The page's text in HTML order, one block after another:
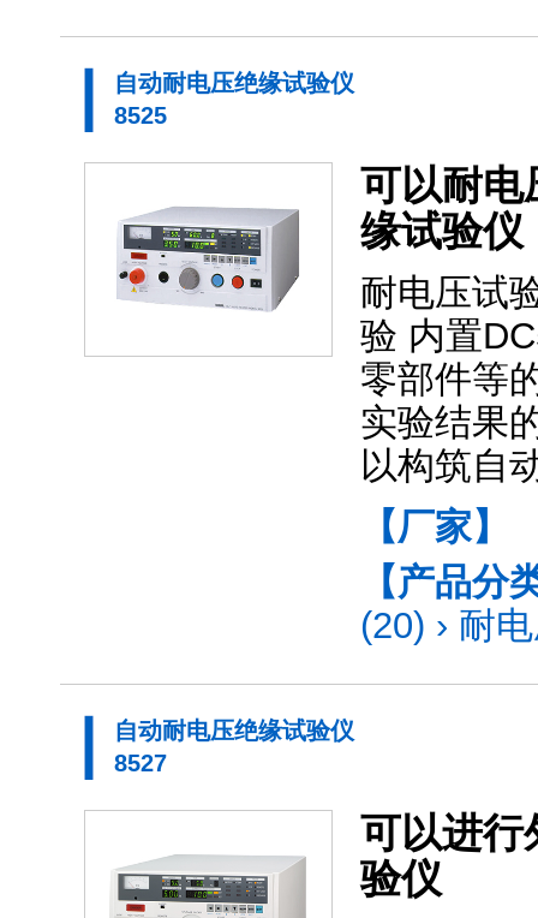
自动耐电压绝缘试验仪
8525
可以耐电
缘试验仪
耐电压试
验 内置
零部件等
实验结果
以构筑自
【厂家】
【产品分
(20) › 耐
自动耐电压绝缘试验仪
8527
可以进行
验仪